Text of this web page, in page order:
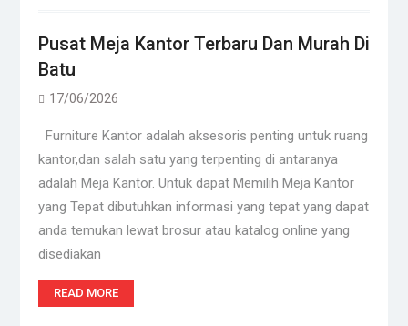
Pusat Meja Kantor Terbaru Dan Murah Di
Batu
17/06/2026
Furniture Kantor adalah aksesoris penting untuk ruang
kantor,dan salah satu yang terpenting di antaranya
adalah Meja Kantor. Untuk dapat Memilih Meja Kantor
yang Tepat dibutuhkan informasi yang tepat yang dapat
anda temukan lewat brosur atau katalog online yang
disediakan
READ MORE